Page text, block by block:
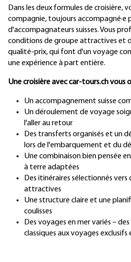
Dans les deux formules de croisière,
compagnie, toujours accompagné·e
d'accompagnateurs suisses. Vous
conditions de groupe attractives et
qualité-prix, qui font d'un voyage
une expérience à part entière.
Une croisière avec car-tours.ch vous
Un accompagnement suisse
Un déroulement de voyage
l'aller au retour
Des transferts organisés et un
lors de l'embarquement et du
Une combinaison bien pensée
à terre adaptées
Des itinéraires sélectionnés vers
attractives
Une structure claire et une
coulisses
Des voyages en mer variés –
classiques aux voyages